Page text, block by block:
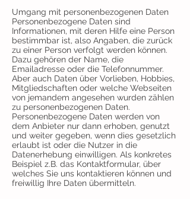
Umgang mit personenbezogenen Daten
Personenbezogene Daten sind
Informationen, mit deren Hilfe eine Person
bestimmbar ist, also Angaben, die zurück
zu einer Person verfolgt werden können.
Dazu gehören der Name, die
Emailadresse oder die Telefonnummer.
Aber auch Daten über Vorlieben, Hobbies,
Mitgliedschaften oder welche Webseiten
von jemandem angesehen wurden zählen
zu personenbezogenen Daten.
Personenbezogene Daten werden von
dem Anbieter nur dann erhoben, genutzt
und weiter gegeben, wenn dies gesetzlich
erlaubt ist oder die Nutzer in die
Datenerhebung einwilligen. Als konkretes
Beispiel z.B. das Kontaktformular, über
welches Sie uns kontaktieren können und
freiwillig Ihre Daten übermitteln.